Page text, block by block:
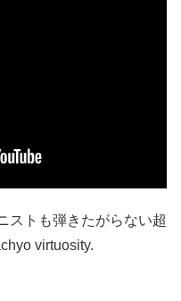
ストも弾きたがらない超
virtuosity.